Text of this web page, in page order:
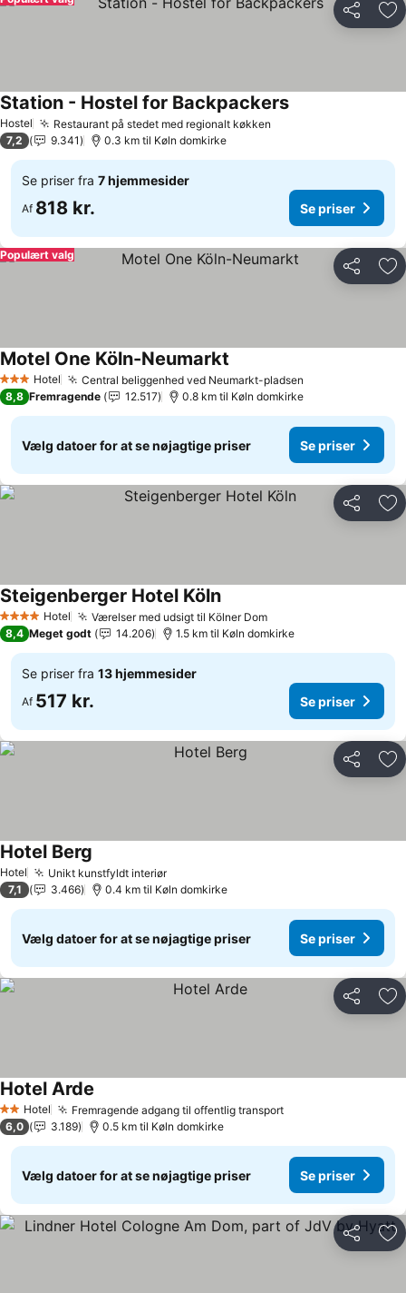
Del
Hostel Restaurant på stedet med regionalt køkken
Station - Hostel for Backpackers
7,2 9.341 0.3 km til Køln domkirke
Se priser fra 7 hjemmesider
Af 818 kr. Se priser
Del
Populært valg
3 StjernerHotel Central beliggenhed ved Neumarkt-pladsen
Motel One Köln-Neumarkt
8,8 Fremragende 12.517 0.8 km til Køln domkirke
Vælg datoer for at se nøjagtige priser Se priser
Del
4 StjernerHotel Værelser med udsigt til Kölner Dom
Steigenberger Hotel Köln
8,4 Meget godt 14.206 1.5 km til Køln domkirke
Se priser fra 13 hjemmesider
Af 517 kr. Se priser
Del
Hotel Unikt kunstfyldt interiør
Hotel Berg
7,1 3.466 0.4 km til Køln domkirke
Vælg datoer for at se nøjagtige priser Se priser
Del
2 Stjerner
Hotel Fremragende adgang til offentlig transport
Hotel Arde
6,0 3.189 0.5 km til Køln domkirke
Vælg datoer for at se nøjagtige priser Se priser
Del